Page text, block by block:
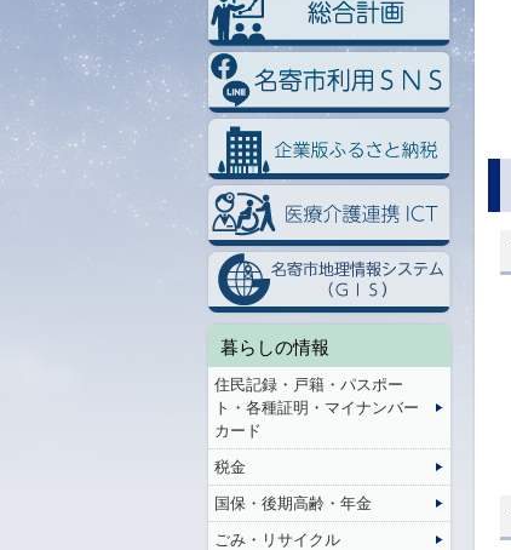
暮らしの情報
住民記録・戸籍・パスポー
ト・各種証明・マイナンバー
カード
税金
国保・後期高齢・年金
ごみ・リサイクル